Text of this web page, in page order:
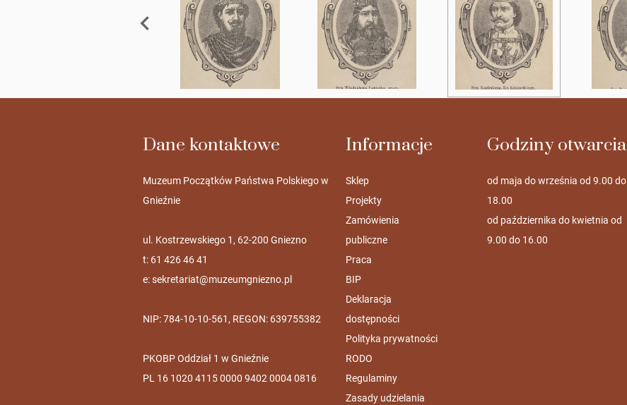
Dane kontaktowe
Muzeum Początków Państwa Polskiego w
Gnieźnie
ul. Kostrzewskiego 1, 62-200 Gniezno
t: 61 426 46 41
e:sekretariat@muzeumgniezno.pl
NIP: 784-10-10-561, REGON: 639755382
PKOBP Oddział 1 w Gnieźnie
PL 16 1020 4115 0000 9402 0004 0816
Informacje
Sklep
Projekty
Zamówienia
publiczne
Praca
BIP
Deklaracja
dostępności
Polityka prywatności
RODO
Regulaminy
Zasady udzielania
Godziny otwarcia
od maja do września od 9.00 do
18.00
od października do kwietnia od
9.00 do 16.00